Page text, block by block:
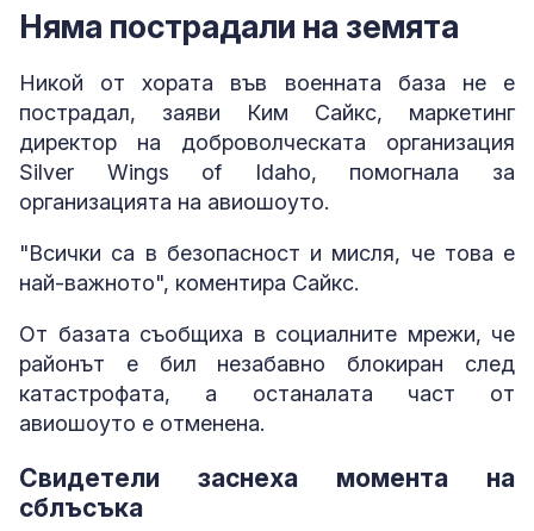
Няма пострадали на земята
Никой от хората във военната база не е
пострадал, заяви Ким Сайкс, маркетинг
директор на доброволческата организация
Silver Wings of Idaho, помогнала за
организацията на авиошоуто.
"Всички са в безопасност и мисля, че това е
най-важното", коментира Сайкс.
От базата съобщиха в социалните мрежи, че
районът е бил незабавно блокиран след
катастрофата, а останалата част от
авиошоуто е отменена.
Свидетели заснеха момента на
сблъсъка